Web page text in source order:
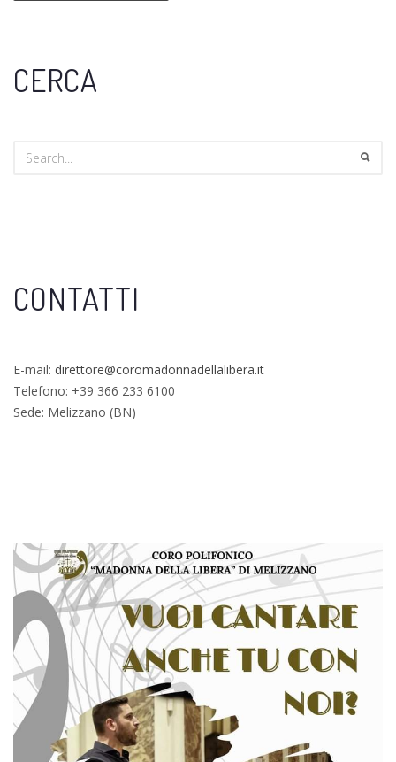
CERCA
CONTATTI
E-mail: direttore@coromadonnadellalibera.it
Telefono: +39 366 233 6100
Sede: Melizzano (BN)